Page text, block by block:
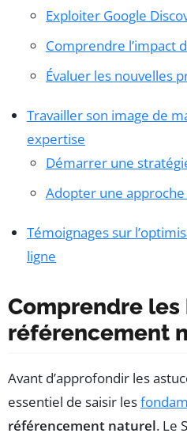
Exploiter Google
Comprendre l’impact
Évaluer les nouvelles
Travailler son image de
expertise
Démarrer une
Adopter une
Témoignages sur
ligne
Comprendre les
référencement
Avant d’approfondir les
essentiel de saisir les
référencement naturel. Le